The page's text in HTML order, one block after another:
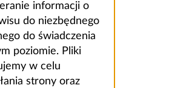
informacji o
do niezbędnego
do świadczenia
poziomie. Pliki
w celu
strony oraz